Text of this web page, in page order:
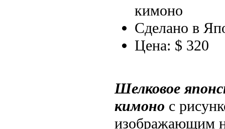
кимоно
Сделано в
Цена: $ 320
Шелковое
кимоно с
изображающим